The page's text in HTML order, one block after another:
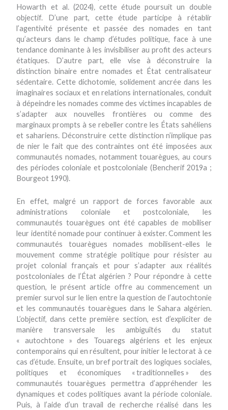
Howarth et al .(2024),cette étude poursuit un double
objectif. D’une part, cette étude participe à rétablir
l’agentivité présente et passée des nomades en tant
qu’acteurs dans le champ d’études politique, face à une
tendance dominante à les invisibiliser au profit des acteurs
étatiques. D’autre part, elle vise à déconstruire la
distinction binaire entre nomades et État centralisateur
sédentaire. Cette dichotomie, solidement ancrée dans les
imaginaires sociaux et en relations internationales, conduit
à dépeindre les nomades comme des victimes incapables de
s’adapter aux nouvelles frontières ou comme des
marginaux prompts à se rebeller contre les États sahéliens
et sahariens. Déconstruire cette distinction n’implique pas
de nier le fait que des contraintes ont été imposées aux
communautés nomades, notamment touarègues, au cours
des périodes coloniale et postcoloniale (Bencherif 2019a ;
Bourgeot 1990).
En effet, malgré un rapport de forces favorable aux
administrations coloniale et postcoloniale, les
communautés touarègues ont été capables de mobiliser
leur identité nomade pour continuer à exister. Comment les
communautés touarègues nomades mobilisent-elles le
mouvement comme stratégie politique pour résister au
projet colonial français et pour s’adapter aux réalités
postcoloniales de l’État algérien ? Pour répondre à cette
question, le présent article offre au commencement un
premier survol sur le lien entre la question de l’autochtonie
et les communautés touarègues dans le Sahara algérien.
L’objectif, dans cette première section, est d’expliciter de
manière transversale les ambiguïtés du statut
« autochtone » des Touaregs algériens et les enjeux
contemporains qui en résultent, pour initier le lectorat à ce
cas d’étude. Ensuite, un bref portrait des logiques sociales,
politiques et économiques « traditionnelles » des
communautés touarègues permettra d’appréhender les
dynamiques et codes politiques avant la période coloniale.
Puis, à l’aide d’un travail de recherche réalisé dans les